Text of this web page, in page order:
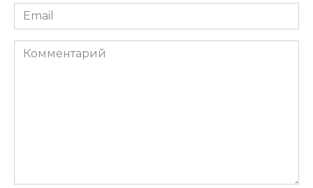
Email
*
Комментарий